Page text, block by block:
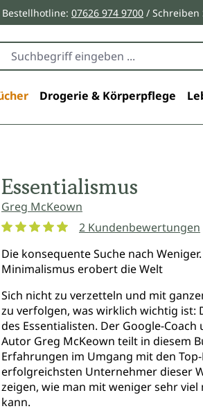
07626 974 9700 / Schreiben
Drogerie & Körperpflege
Essentialismus
Greg McKeown
2 Kundenbewertungen
Die konsequente Suche nach
Minimalismus erobert die Welt
Sich nicht zu verzetteln und mit
zu verfolgen, was wirklich wichtig ist:
des Essentialisten. Der Google-Coach
Autor Greg McKeown teilt in diesem
Erfahrungen im Umgang mit den
erfolgreichsten Unternehmer dieser
zeigen, wie man mit weniger sehr
kann.